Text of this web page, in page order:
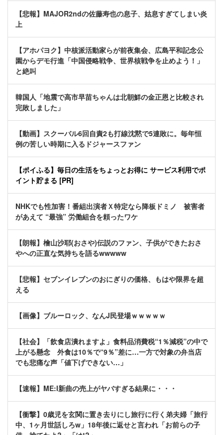
【悲報】MAJOR2ndの佐藤寿也の息子、姑息すぎてしまい炎
上
【アホパヨク】中核派活動家らが前夜集会、広島平和記念公
園からデモ行進「中国侵略戦争、世界核戦争を止めよう！」
と絶叫
韓国人「地震で高市早苗ちゃんは北朝鮮の金正恩と比較され
完敗しました」
【動画】スクーバル6回自責2も打線沈黙で5連敗に。毎年恒
例の苦しい時期に入るドジャースファン
【ポイふる】毎日の生活をちょっとお得に サービス利用でポ
イント貯まる [PR]
NHKでも性加害！番組出演者Ｘ特定なら降板ドミノ 被害者
があえて “最強” 労働組合を頼ったワケ
【朗報】檜山沙耶(おさや)伝説のファン、子供ができたおさ
やへの正直な気持ちを語るwwwww
【悲報】セブンイレブンのおにぎりの価格、もはや限界を超
える
【画像】ブルーロック、なんJ民登場ｗｗｗｗｗ
【社会】「飲食店潰れますよ」食料品消費税“1％減税”の中で
上がる懸念 外食は10％で“9％”差に…一方で対象の弁当店
でも悲痛な声「値下げできない…」
【速報】ME:I新曲の売上がヤバすぎる結果に・・・
【衝撃】0歳児を玄関に置き去りにし旅行に行く弟夫婦「旅行
中、1ヶ月世話しろw」18年後に返せと言われ「お前らの子